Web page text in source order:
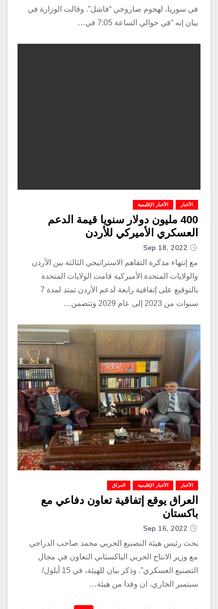
في سوريا، لهجوم صاروخي “فاشل”. وقالت الوزارة في
بيان إنه “في حوالي الساعة 7:05 في…
الأخبار الأخبار الإقليمية
400 مليون دولار سنويا قيمة الدعم
العسكري الأميركي للأردن
Sep 18, 2022
مع إنتهاء مذكرة التفاهم الاستراتيجي الثالثة بين الأردن
والولايات المتحدة الأميركية قامت الولايات المتحدة
بالتوقيع على إتفاقية رابعة لدعم الأردن تمتد لمدة 7
سنوات من 2023 إلى عام 2029 وتتضمن…
الأخبار الأخبار الإقليمية العراق
العراق يوقع إتفاقية تعاون دفاعي مع
باكستان
Sep 16, 2022
بحث رئيس هيئة التصنيع الحربي محمد صاحب الدراجي
مع وزير الانتاج الحربي الباكستاني التعاون في مجال
التصنيع العسكري”. وذكر بيان للهيئة، في 15 أيلول/
سبتمبر الجاري، ان وفدا من هيئة…